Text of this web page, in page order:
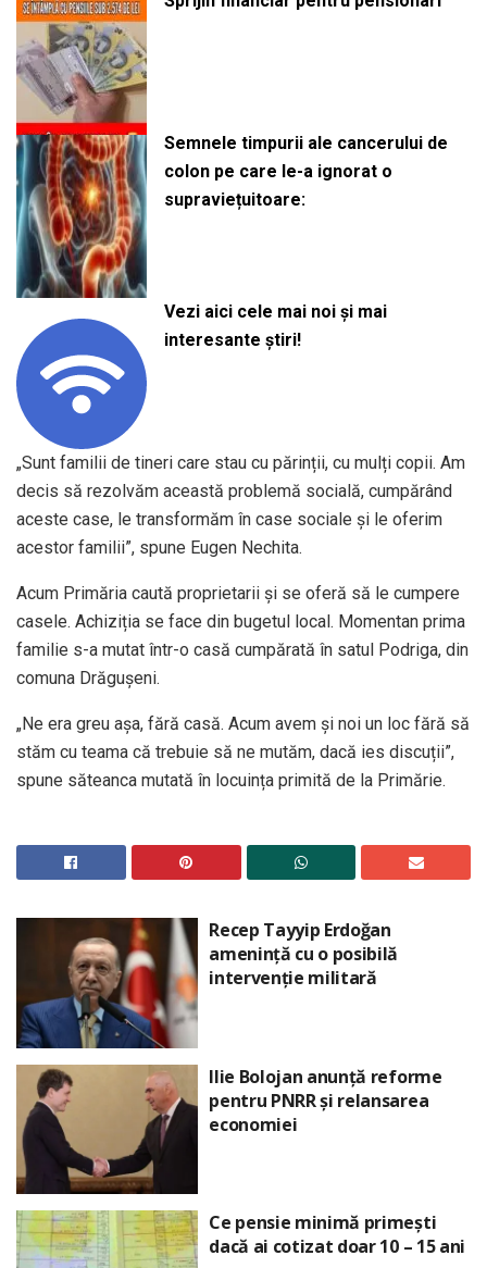
Semnele timpurii ale cancerului de
colon pe care le-a ignorat o
supraviețuitoare:
Vezi aici cele mai noi și mai
interesante știri!
„Sunt familii de tineri care stau cu părinții, cu mulți copii. Am
decis să rezolvăm această problemă socială, cumpărând
aceste case, le transformăm în case sociale și le oferim
acestor familii”, spune Eugen Nechita.
Acum Primăria caută proprietarii și se oferă să le cumpere
casele. Achiziția se face din bugetul local. Momentan prima
familie s-a mutat într-o casă cumpărată în satul Podriga, din
comuna Drăgușeni.
„Ne era greu așa, fără casă. Acum avem și noi un loc fără să
stăm cu teama că trebuie să ne mutăm, dacă ies discuții”,
spune săteanca mutată în locuința primită de la Primărie.
Recep Tayyip Erdoğan
amenință cu o posibilă
intervenție militară
Ilie Bolojan anunță reforme
pentru PNRR și relansarea
economiei
Ce pensie minimă primești
dacă ai cotizat doar 10 – 15 ani